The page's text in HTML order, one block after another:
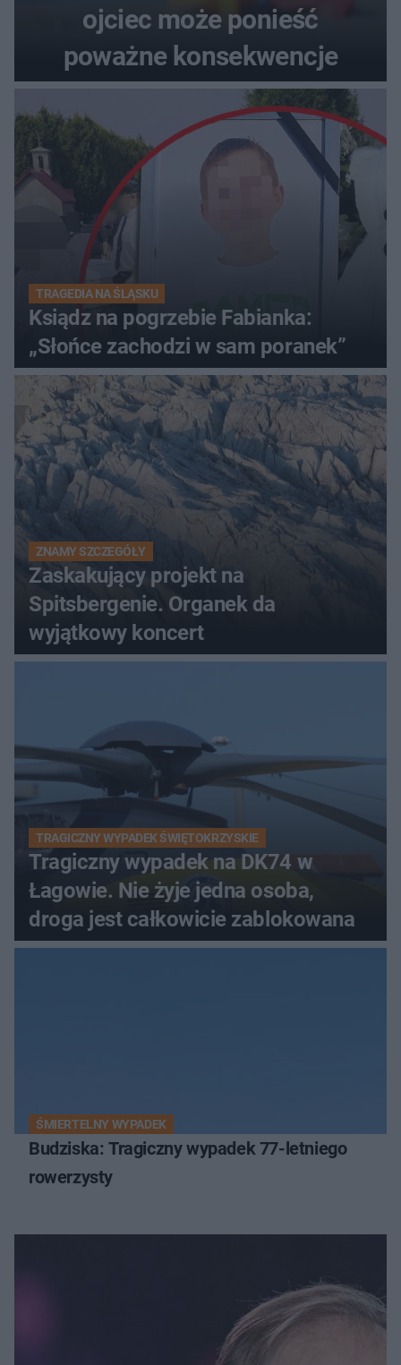
ojciec może ponieść
poważne konsekwencje
TRAGEDIA NA ŚLĄSKU
Ksiądz na pogrzebie Fabianka:
„Słońce zachodzi w sam poranek”
ZNAMY SZCZEGÓŁY
Zaskakujący projekt na
Spitsbergenie. Organek da
wyjątkowy koncert
TRAGICZNY WYPADEK ŚWIĘTOKRZYSKIE
Tragiczny wypadek na DK74 w
Łagowie. Nie żyje jedna osoba,
droga jest całkowicie zablokowana
ŚMIERTELNY WYPADEK
Budziska: Tragiczny wypadek 77-letniego
rowerzysty